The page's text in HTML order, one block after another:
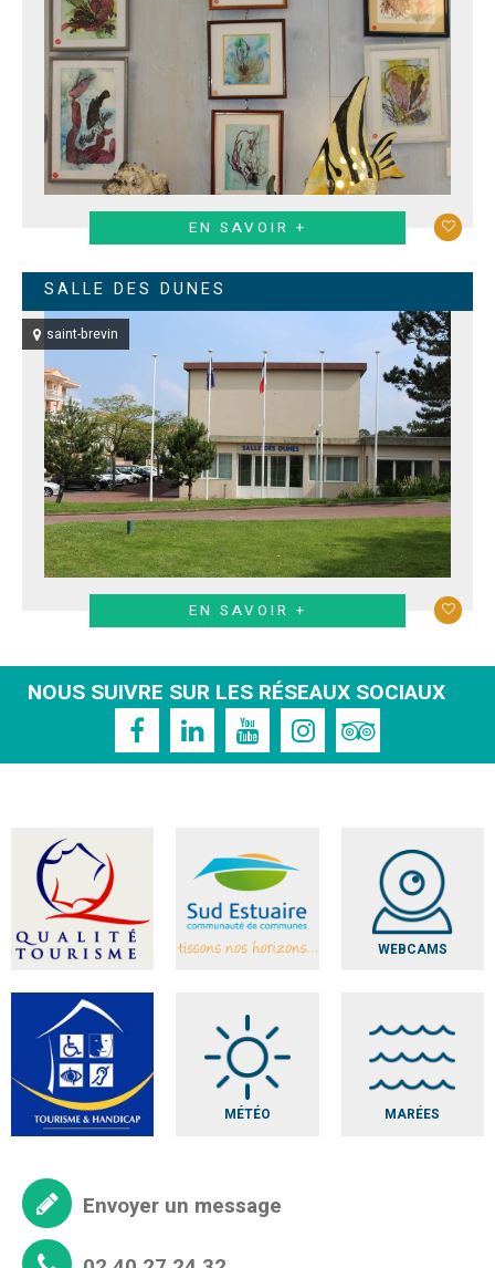
EN SAVOIR +
SALLE DES DUNES
saint-brevin
EN SAVOIR +
NOUS SUIVRE SUR LES RÉSEAUX SOCIAUX
WEBCAMS
MÉTÉO MARÉES
Envoyer un message